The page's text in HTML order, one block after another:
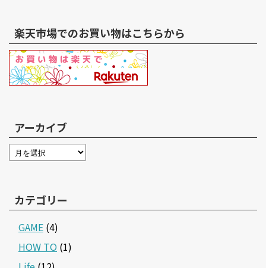
楽天市場でのお買い物はこちらから
アーカイブ
カテゴリー
GAME (4)
HOW TO (1)